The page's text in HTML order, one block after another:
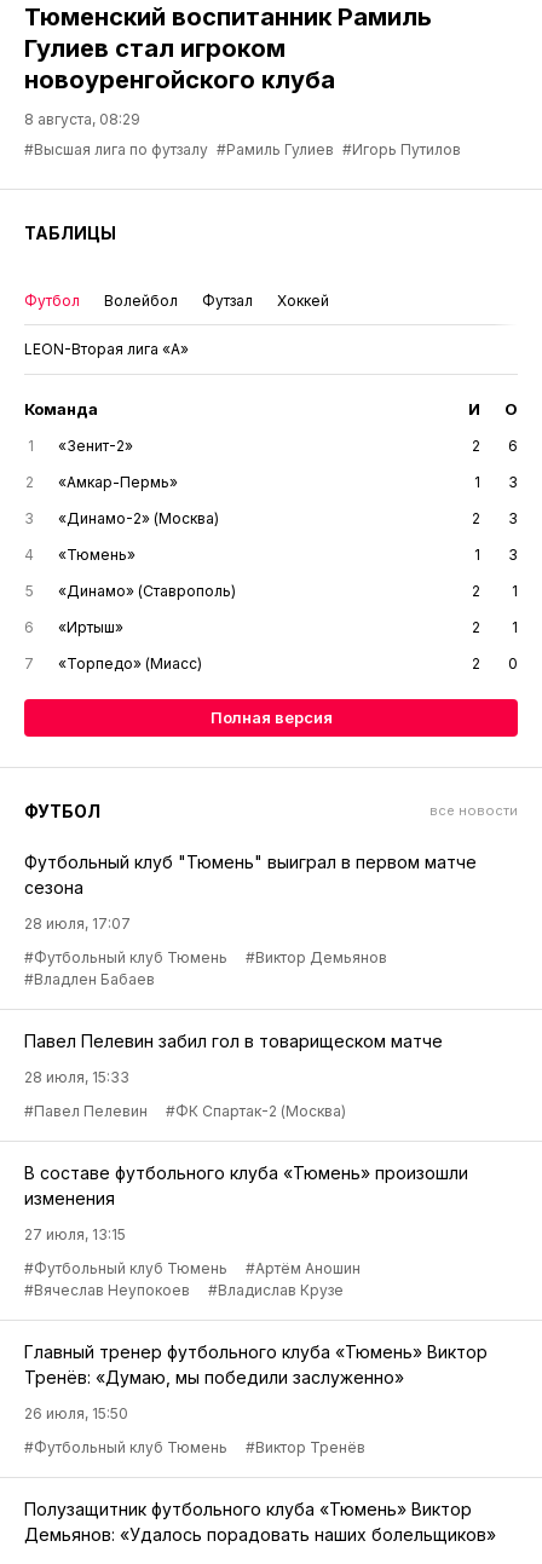
Тюменский воспитанник Рамиль
Гулиев стал игроком
новоуренгойского клуба
8 августа, 08:29
#Высшая лига по футзалу #Рамиль Гулиев #Игорь Путилов
ТАБЛИЦЫ
Футбол Волейбол Футзал Хоккей
LEON-Вторая лига «А»
Команда И О
1 «Зенит-2» 2
6
2
«Амкар-Пермь» 1
3
3
«Динамо-2» (Москва) 2
3
4
«Тюмень» 1
3
5
«Динамо» (Ставрополь) 2
1
6
«Иртыш» 2
1
7
«Торпедо» (Миасс) 2 0
Полная версия
ФУТБОЛ все новости
Футбольный клуб "Тюмень" выиграл в первом матче
сезона
28 июля, 17:07
#Футбольный клуб Тюмень
#Виктор Демьянов
#Владлен Бабаев
Павел Пелевин забил гол в товарищеском матче
28 июля, 15:33
#Павел Пелевин
#ФК Спартак-2 (Москва)
В составе футбольного клуба «Тюмень» произошли
изменения
27 июля, 13:15
#Футбольный клуб Тюмень
#Артём Аношин
#Вячеслав Неупокоев
#Владислав Крузе
Главный тренер футбольного клуба «Тюмень» Виктор
Тренёв: «Думаю, мы победили заслуженно»
26 июля, 15:50
#Футбольный клуб Тюмень
#Виктор Тренёв
Полузащитник футбольного клуба «Тюмень» Виктор
Демьянов: «Удалось порадовать наших болельщиков»